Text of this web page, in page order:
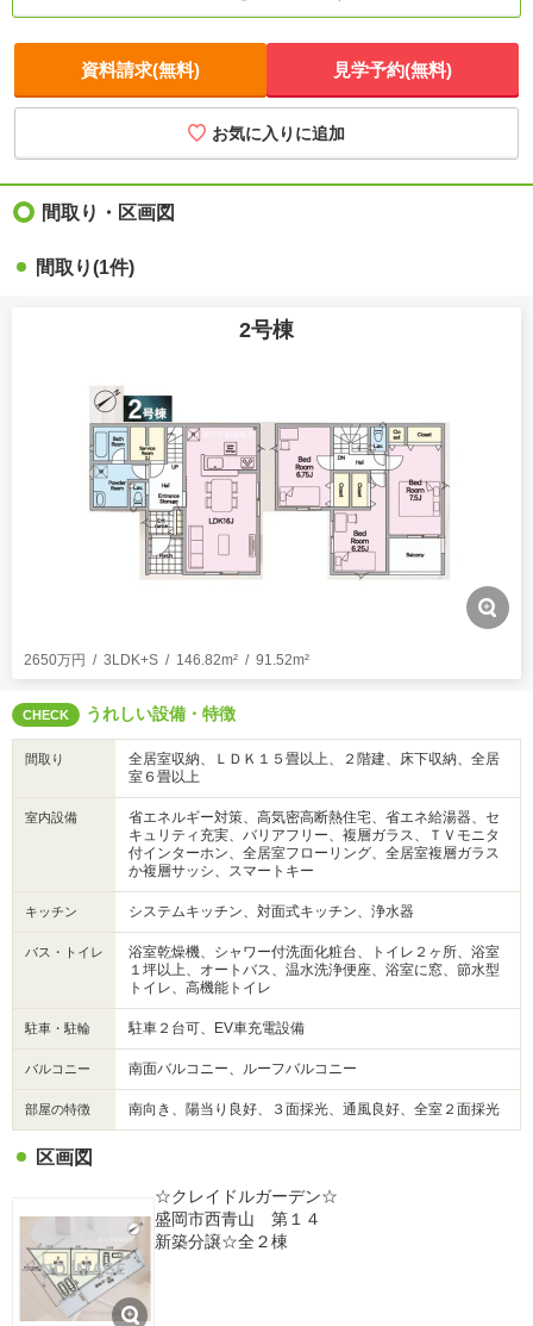
資料請求(無料) 見学予約(無料)
お気に入りに追加
間取り・区画図
間取り(1件)
2号棟
2650万円 3LDK+S 146.82m² 91.52m²
CHECK うれしい設備・特徴
間取り
全居室収納、ＬＤＫ１５畳以上、２階建、床下収納、全居
室６畳以上
室内設備
省エネルギー対策、高気密高断熱住宅、省エネ給湯器、セ
キュリティ充実、バリアフリー、複層ガラス、ＴＶモニタ
付インターホン、全居室フローリング、全居室複層ガラス
か複層サッシ、スマートキー
キッチン システムキッチン、対面式キッチン、浄水器
バス・トイレ
浴室乾燥機、シャワー付洗面化粧台、トイレ２ヶ所、浴室
１坪以上、オートバス、温水洗浄便座、浴室に窓、節水型
トイレ、高機能トイレ
駐車・駐輪 駐車２台可、EV車充電設備
バルコニー 南面バルコニー、ルーフバルコニー
部屋の特徴 南向き、陽当り良好、３面採光、通風良好、全室２面採光
区画図
☆クレイドルガーデン☆
盛岡市西青山 第１４
新築分譲☆全２棟